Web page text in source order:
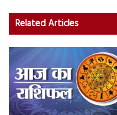
Related Articles